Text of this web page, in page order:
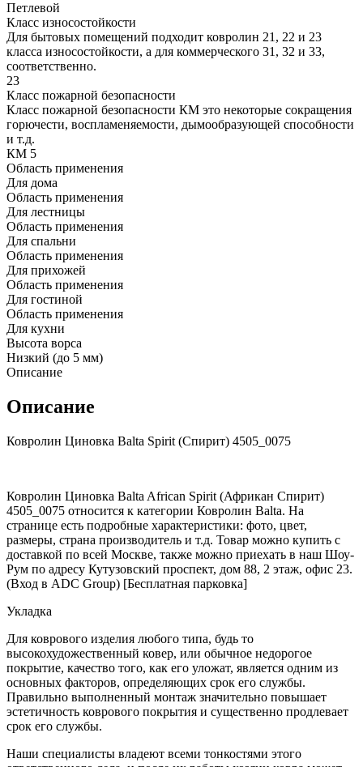
Петлевой
Класс износостойкости
Для бытовых помещений подходит ковролин 21, 22 и 23
класса износостойкости, а для коммерческого 31, 32 и 33,
соответственно.
23
Класс пожарной безопасности
Класс пожарной безопасности КМ это некоторые сокращения
горючести, воспламеняемости, дымообразующей способности
и т.д.
КМ 5
Область применения
Для дома
Область применения
Для лестницы
Область применения
Для спальни
Область применения
Для прихожей
Область применения
Для гостиной
Область применения
Для кухни
Высота ворса
Низкий (до 5 мм)
Описание
Описание
Ковролин Циновка Balta Spirit (Спирит) 4505_0075
Ковролин Циновка Balta African Spirit (Африкан Спирит)
4505_0075 относится к категории Ковролин Balta. На
странице есть подробные характеристики: фото, цвет,
размеры, страна производитель и т.д. Товар можно купить с
доставкой по всей Москве, также можно приехать в наш Шоу-
Рум по адресу Кутузовский проспект, дом 88, 2 этаж, офис 23.
(Вход в ADC Group) [Бесплатная парковка]
Укладка
Для коврового изделия любого типа, будь то
высокохудожественный ковер, или обычное недорогое
покрытие, качество того, как его уложат, является одним из
основных факторов, определяющих срок его службы.
Правильно выполненный монтаж значительно повышает
эстетичность коврового покрытия и существенно продлевает
срок его службы.
Наши специалисты владеют всеми тонкостями этого